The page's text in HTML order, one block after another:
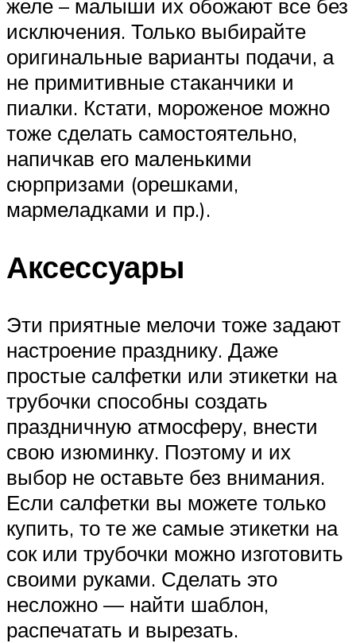
желе – малыши их обожают все без
исключения. Только выбирайте
оригинальные варианты подачи, а
не примитивные стаканчики и
пиалки. Кстати, мороженое можно
тоже сделать самостоятельно,
напичкав его маленькими
сюрпризами (орешками,
мармеладками и пр.).
Аксессуары
Эти приятные мелочи тоже задают
настроение празднику. Даже
простые салфетки или этикетки на
трубочки способны создать
праздничную атмосферу, внести
свою изюминку. Поэтому и их
выбор не оставьте без внимания.
Если салфетки вы можете только
купить, то те же самые этикетки на
сок или трубочки можно изготовить
своими руками. Сделать это
несложно — найти шаблон,
распечатать и вырезать.